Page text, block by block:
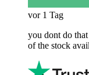
vor 1 Tag
you dont do
of the stock